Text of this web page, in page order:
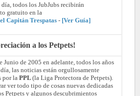
día, todos los JubJubs recibirán
gratuito en la
Capitán Trespatas- [Ver Guía]
a los Petpets!
Junio de 2005 en adelante, todos los años
las noticias están orgullosamente
por la PPL (la Liga Protectora de Petpets).
ver todo tipo de cosas nuevas dedicadas
Petpets y algunos descubrimientos